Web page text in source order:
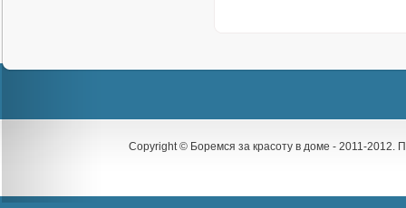
Copyright © Боремся за красоту в доме - 2011-2012.